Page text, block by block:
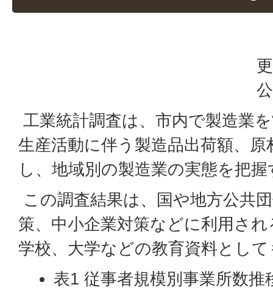
工業統計調査は、市内で製造業
生産活動に伴う製造品出荷額、
し、地域別の製造業の実態を把
この調査結果は、国や地方公共
策、中小企業対策などに利用さ
学校、大学などの教育資料とし
表1 従事者規模別事業所数